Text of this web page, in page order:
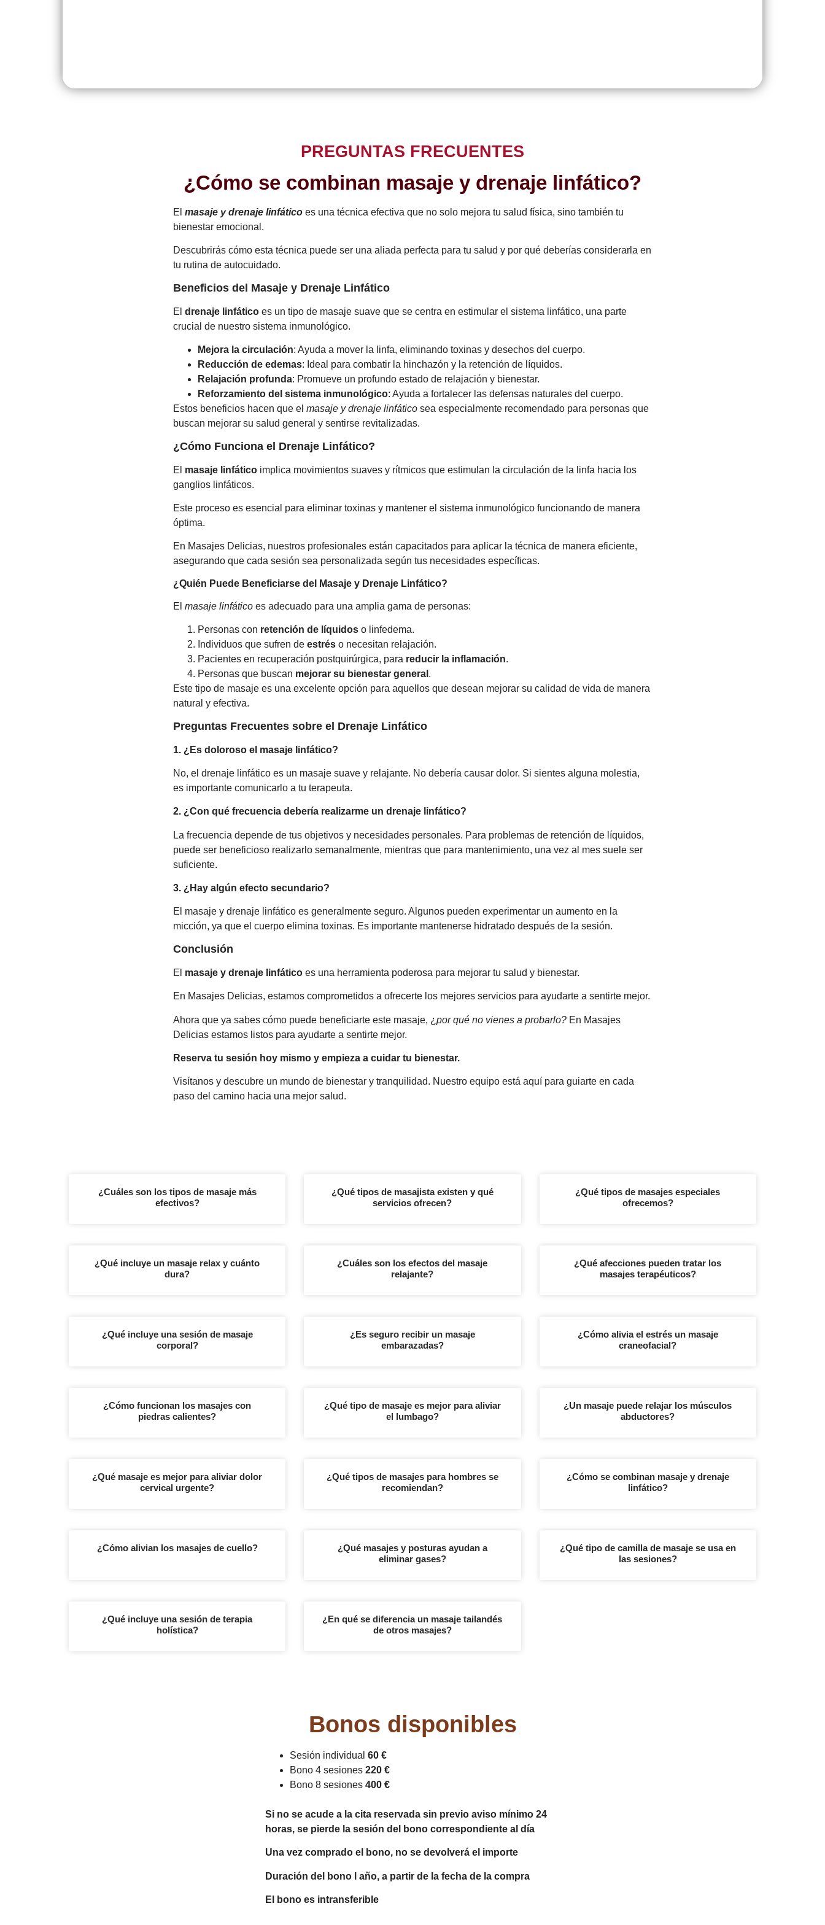
PREGUNTAS FRECUENTES
¿Cómo se combinan masaje y drenaje linfático?
El masaje y drenaje linfático es una técnica efectiva que no solo mejora tu salud física, sino también tu
bienestar emocional.
Descubrirás cómo esta técnica puede ser una aliada perfecta para tu salud y por qué deberías considerarla en
tu rutina de autocuidado.
Beneficios del Masaje y Drenaje Linfático
El drenaje linfático es un tipo de masaje suave que se centra en estimular el sistema linfático, una parte
crucial de nuestro sistema inmunológico.
Mejora la circulación: Ayuda a mover la linfa, eliminando toxinas y desechos del cuerpo.
Reducción de edemas: Ideal para combatir la hinchazón y la retención de líquidos.
Relajación profunda: Promueve un profundo estado de relajación y bienestar.
Reforzamiento del sistema inmunológico: Ayuda a fortalecer las defensas naturales del cuerpo.
Estos beneficios hacen que el masaje y drenaje linfático sea especialmente recomendado para personas que
buscan mejorar su salud general y sentirse revitalizadas.
¿Cómo Funciona el Drenaje Linfático?
El masaje linfático implica movimientos suaves y rítmicos que estimulan la circulación de la linfa hacia los
ganglios linfáticos.
Este proceso es esencial para eliminar toxinas y mantener el sistema inmunológico funcionando de manera
óptima.
En Masajes Delicias, nuestros profesionales están capacitados para aplicar la técnica de manera eficiente,
asegurando que cada sesión sea personalizada según tus necesidades específicas.
¿Quién Puede Beneficiarse del Masaje y Drenaje Linfático?
El masaje linfático es adecuado para una amplia gama de personas:
Personas con retención de líquidos o linfedema.
Individuos que sufren de estrés o necesitan relajación.
Pacientes en recuperación postquirúrgica, para reducir la inflamación.
Personas que buscan mejorar su bienestar general .
Este tipo de masaje es una excelente opción para aquellos que desean mejorar su calidad de vida de manera
natural y efectiva.
Preguntas Frecuentes sobre el Drenaje Linfático
1. ¿Es doloroso el masaje linfático?
No, el drenaje linfático es un masaje suave y relajante. No debería causar dolor. Si sientes alguna molestia,
es importante comunicarlo a tu terapeuta.
2. ¿Con qué frecuencia debería realizarme un drenaje linfático?
La frecuencia depende de tus objetivos y necesidades personales. Para problemas de retención de líquidos,
puede ser beneficioso realizarlo semanalmente, mientras que para mantenimiento, una vez al mes suele ser
suficiente.
3. ¿Hay algún efecto secundario?
El masaje y drenaje linfático es generalmente seguro. Algunos pueden experimentar un aumento en la
micción, ya que el cuerpo elimina toxinas. Es importante mantenerse hidratado después de la sesión.
Conclusión
El masaje y drenaje linfático es una herramienta poderosa para mejorar tu salud y bienestar.
En Masajes Delicias, estamos comprometidos a ofrecerte los mejores servicios para ayudarte a sentirte mejor.
Ahora que ya sabes cómo puede beneficiarte este masaje, ¿ por qué no vienes a probarlo? En Masajes
Delicias estamos listos para ayudarte a sentirte mejor.
Reserva tu sesión hoy mismo y empieza a cuidar tu bienestar.
Visítanos y descubre un mundo de bienestar y tranquilidad. Nuestro equipo está aquí para guiarte en cada
paso del camino hacia una mejor salud.
¿Cuáles son los tipos de masaje más
efectivos?
¿Qué tipos de masajista existen y qué
servicios ofrecen?
¿Qué tipos de masajes especiales
ofrecemos?
¿Qué incluye un masaje relax y cuánto
dura?
¿Cuáles son los efectos del masaje
relajante?
¿Qué afecciones pueden tratar los
masajes terapéuticos?
¿Qué incluye una sesión de masaje
corporal?
¿Es seguro recibir un masaje
embarazadas?
¿Cómo alivia el estrés un masaje
craneofacial?
¿Cómo funcionan los masajes con
piedras calientes?
¿Qué tipo de masaje es mejor para aliviar
el lumbago?
¿Un masaje puede relajar los músculos
abductores?
¿Qué masaje es mejor para aliviar dolor
cervical urgente?
¿Qué tipos de masajes para hombres se
recomiendan?
¿Cómo se combinan masaje y drenaje
linfático?
¿Cómo alivian los masajes de cuello?
¿Qué masajes y posturas ayudan a
eliminar gases?
¿Qué tipo de camilla de masaje se usa en
las sesiones?
¿Qué incluye una sesión de terapia
holística?
¿En qué se diferencia un masaje tailandés
de otros masajes?
Bonos disponibles
Sesión individual 60 €
Bono 4 sesiones 220 €
Bono 8 sesiones 400 €
Si no se acude a la cita reservada sin previo aviso mínimo 24
horas, se pierde la sesión del bono correspondiente al día
Una vez comprado el bono, no se devolverá el importe
Duración del bono l año, a partir de la fecha de la compra
El bono es intransferible